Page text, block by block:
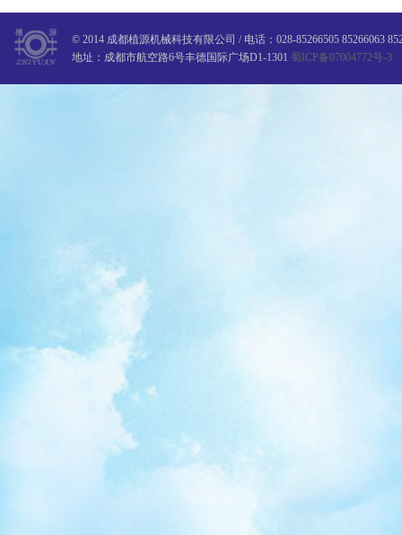
© 2014 成都植源机械科技有限公司 / 电话：028-85266505 85266063
地址：成都市航空路6号丰德国际广场D1-1301 蜀ICP备07004772号-3